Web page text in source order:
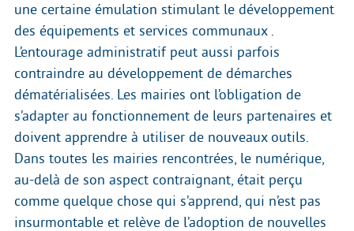
une certaine émulation stimulant le développement
des équipements et services communaux .
L’entourage administratif peut aussi parfois
contraindre au développement de démarches
dématérialisées. Les mairies ont l’obligation de
s’adapter au fonctionnement de leurs partenaires et
doivent apprendre à utiliser de nouveaux outils.
Dans toutes les mairies rencontrées, le numérique,
au-delà de son aspect contraignant, était perçu
comme quelque chose qui s’apprend, qui n’est pas
insurmontable et relève de l’adoption de nouvelles